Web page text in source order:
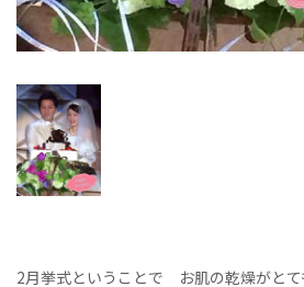
2月挙式ということで お肌の乾燥がとて